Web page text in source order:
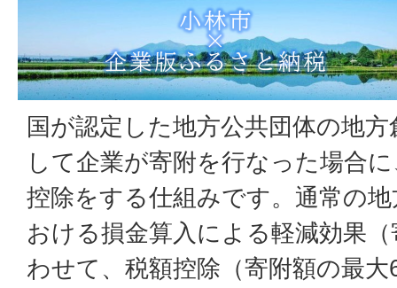
国が認定した地方公共団体の地
して企業が寄附を行なった場合
控除をする仕組みです。通常の
おける損金算入による軽減効果
わせて、税額控除（寄附額の最